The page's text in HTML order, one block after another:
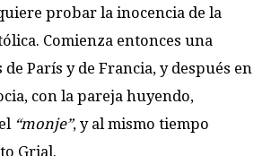
probar la inocencia de la
Comienza entonces una
París y de Francia, y después en
con la pareja huyendo,
“monje”, y al mismo tiempo
Grial.